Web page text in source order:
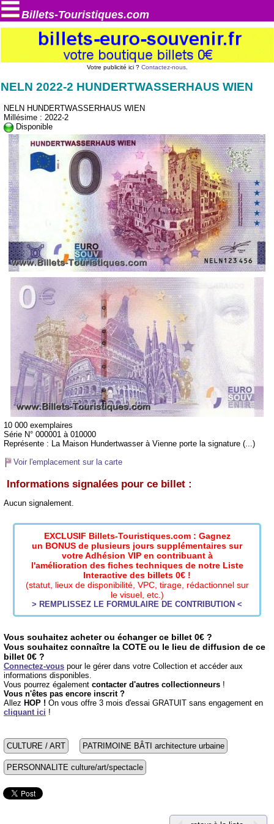
Billets-Touristiques.com
Votre publicité ici ? Contactez-nous.
NELN 2022-2 HUNDERTWASSERHAUS WIEN
NELN HUNDERTWASSERHAUS WIEN
Millésime : 2022-2
Disponible
10 000 exemplaires
Série N° 000001 à 010000
Représente : La Maison Hundertwasser à Vienne porte la signature (...)
Voir l'emplacement sur la carte
Informations signalées pour ce billet :
Aucun signalement.
EXCLUSIF Billets-Touristiques.com : Gagnez
un BONUS de plusieurs jours supplémentaires sur
votre Adhésion VIP en contribuant à
l'amélioration des fiches techniques de notre Liste
Interactive des billets 0€ !
(statut, lieux de disponibilité, VPC, tirage, rédactionnel sur
le visuel, etc.)
> REMPLISSEZ LE FORMULAIRE DE CONTRIBUTION <
Vous souhaitez acheter ou échanger ce billet 0€ ?
Vous souhaitez connaître la COTE ou le lieu de diffusion de ce
billet 0€ ?
Connectez-vous pour le gérer dans votre Collection et accéder aux
informations disponibles.
Vous pourrez également contacter d'autres collectionneurs !
Vous n'êtes pas encore inscrit ?
Allez HOP ! On vous offre 3 mois d'essai GRATUIT sans engagement en
cliquant ici !
CULTURE / ART PATRIMOINE BÂTI architecture urbaine
PERSONNALITE culture/art/spectacle